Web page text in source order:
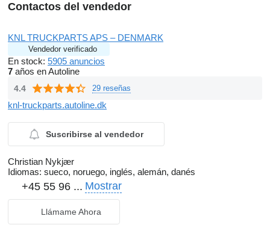
Contactos del vendedor
KNL TRUCKPARTS APS – DENMARK
Vendedor verificado
En stock: 5905 anuncios
7 años en Autoline
4.4 29 reseñas
knl-truckparts.autoline.dk
Suscribirse al vendedor
Christian Nykjær
Idiomas: sueco, noruego, inglés, alemán, danés
+45 55 96 ... Mostrar
Llámame Ahora